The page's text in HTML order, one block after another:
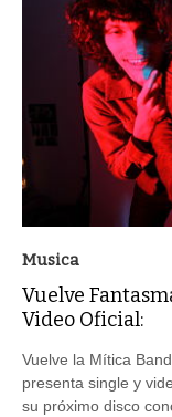
Musica
Vuelve
Video Oficial:
Vuelve la Mítica
presenta single y
su próximo disco